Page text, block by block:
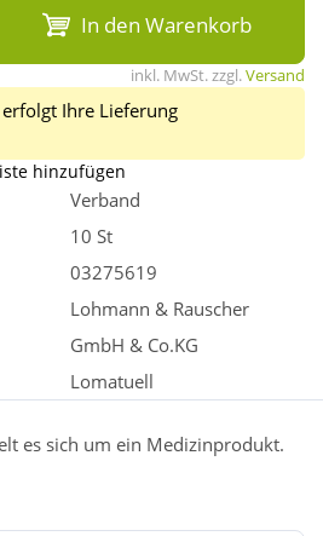
In den Warenkorb
inkl. MwSt. zzgl.Versand
Ihre Lieferung
hinzufügen
Verband
10 St
03275619
Lohmann & Rauscher
GmbH & Co.KG
Lomatuell
es sich um ein Medizinprodukt.